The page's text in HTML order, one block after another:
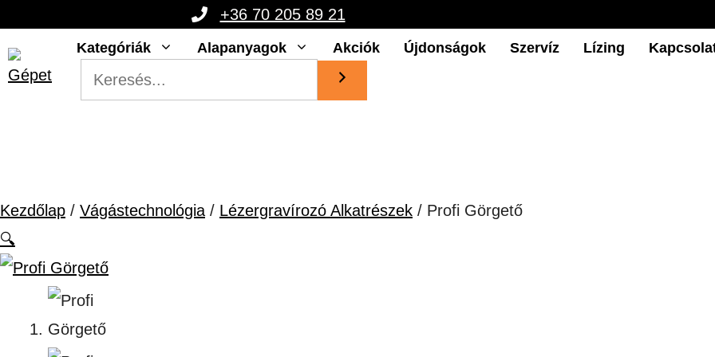
tartalomba
+36 70 205 89 21
Kategóriák Alapanyagok Akciók Újdonságok Szervíz Lízing
Kezdőlap / Vágástechnológia / Lézergravírozó Alkatrészek / Profi Görgető
🔍